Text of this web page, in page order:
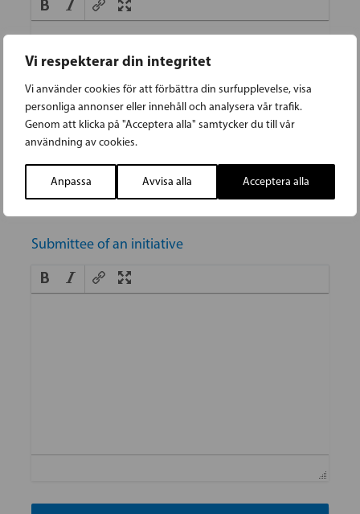
Vi respekterar din integritet
Vi använder cookies för att förbättra din surfupplevelse, visa
personliga annonser eller innehåll och analysera vår trafik.
Genom att klicka på "Acceptera alla" samtycker du till vår
användning av cookies.
Anpassa Avvisa alla Acceptera alla
Submittee of an initiative